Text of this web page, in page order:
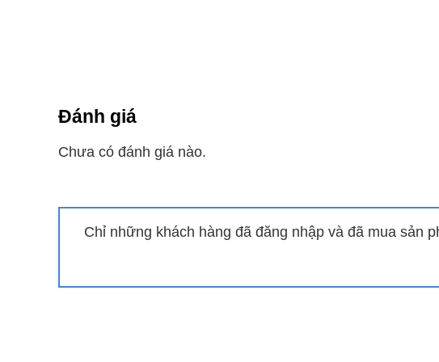
AU9BKH-8 lựa chọn lắp đặt
mang lại cho Bạn cảm giác thoải mái dễ chịu hơn bao giờ hết.
Tích hợp trí tuệ nhân tạo AI + ECO tiết
thì máy điều hòa này còn được trang bị công nghệ
AI + ECO.
chúng ta cuộc sống tiện nghi hơn, an toàn, thoải mái hơn…
Đánh giá
Chưa có đánh giá nào.
Chỉ những khách hàng đã đăng nhập và đã mua sản